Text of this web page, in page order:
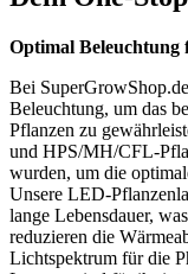
Optimal Beleuchtung
Bei
Beleuchtung, um das
Pflanzen zu
und HPS/MH/CFL-
wurden, um die
Unsere LED-
lange Lebensdauer,
reduzieren die
Lichtspektrum für die